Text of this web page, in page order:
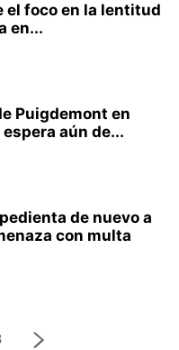
el foco en la lentitud
en...
Puigdemont en
espera aún de...
de nuevo a
con multa